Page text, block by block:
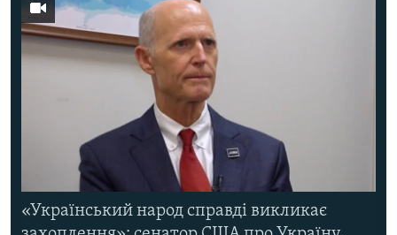
«Український народ справді викликає